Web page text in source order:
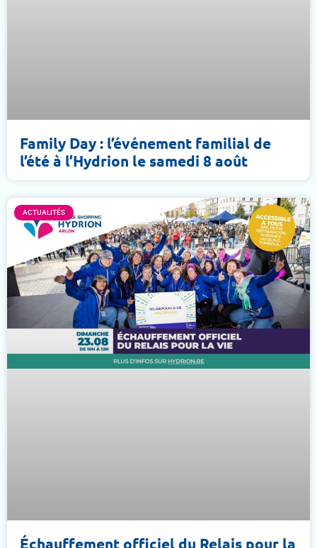
Family Day : l’événement familial de
l’été à l’Hydrion le samedi 8 août
ACTUALITÉS
Échauffement officiel du Relais pour la